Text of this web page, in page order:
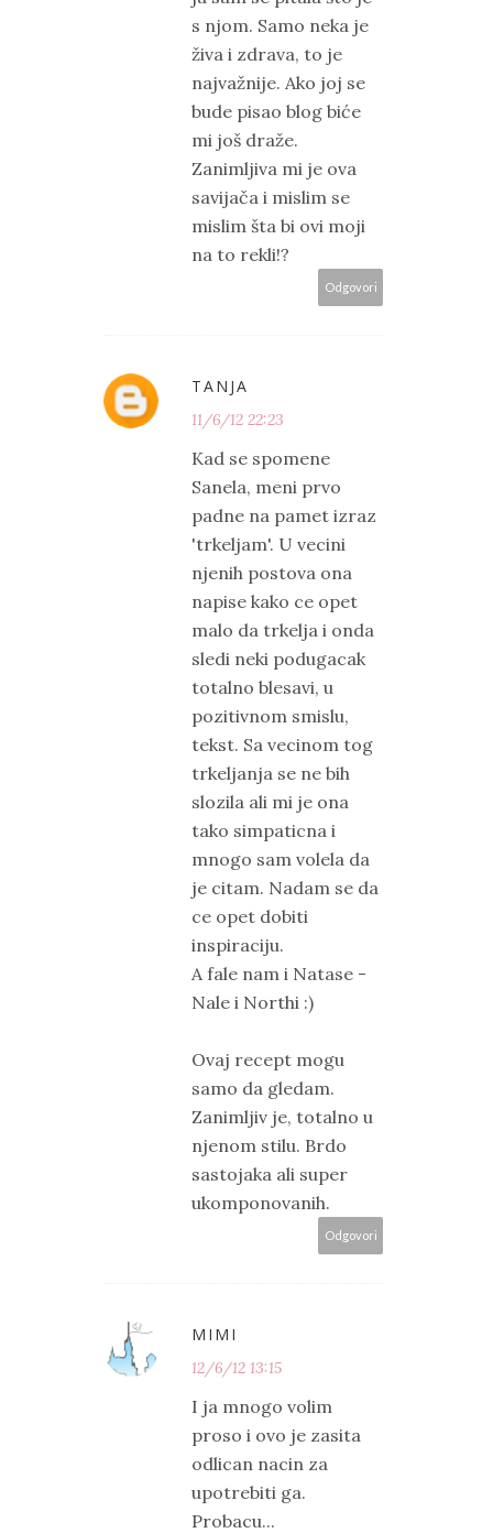
s njom. Samo neka je
živa i zdrava, to je
najvažnije. Ako joj se
bude pisao blog biće
mi još draže.
Zanimljiva mi je ova
savijača i mislim se
mislim šta bi ovi moji
na to rekli!?
Odgovori
TANJA
11/6/12 22:23
Kad se spomene
Sanela, meni prvo
padne na pamet izraz
'trkeljam'. U vecini
njenih postova ona
napise kako ce opet
malo da trkelja i onda
sledi neki podugacak
totalno blesavi, u
pozitivnom smislu,
tekst. Sa vecinom tog
trkeljanja se ne bih
slozila ali mi je ona
tako simpaticna i
mnogo sam volela da
je citam. Nadam se da
ce opet dobiti
inspiraciju.
A fale nam i Natase -
Nale i Northi :)
Ovaj recept mogu
samo da gledam.
Zanimljiv je, totalno u
njenom stilu. Brdo
sastojaka ali super
ukomponovanih.
Odgovori
MIMI
12/6/12 13:15
I ja mnogo volim
proso i ovo je zasita
odlican nacin za
upotrebiti ga.
Probacu...